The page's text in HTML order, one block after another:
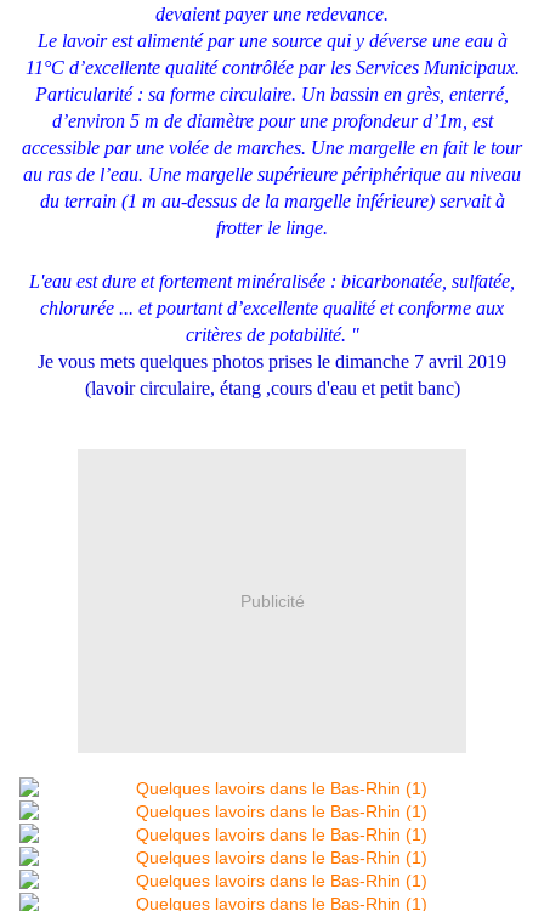
devaient payer une redevance.
Le lavoir est alimenté par une source qui y déverse une eau à
11°C d’excellente qualité contrôlée par les Services Municipaux.
Particularité : sa forme circulaire. Un bassin en grès, enterré,
d’environ 5 m de diamètre pour une profondeur d’1m, est
accessible par une volée de marches. Une margelle en fait le tour
au ras de l’eau. Une margelle supérieure périphérique au niveau
du terrain (1 m au-dessus de la margelle inférieure) servait à
frotter le linge.
L'eau est dure et fortement minéralisée : bicarbonatée, sulfatée,
chlorurée ... et pourtant d’excellente qualité et conforme aux
critères de potabilité. "
Je vous mets quelques photos prises le dimanche 7 avril 2019
(lavoir circulaire, étang ,cours d'eau et petit banc)
Publicité